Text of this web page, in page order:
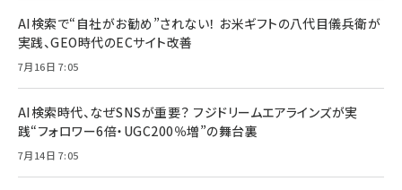
AI検索で“自社がお勧め”されない！ お米ギフトの八代目儀兵衛が
実践、GEO時代のECサイト改善
7月16日 7:05
AI検索時代、なぜSNSが重要？ フジドリームエアラインズが実
践“フォロワー6倍・UGC200％増”の舞台裏
7月14日 7:05